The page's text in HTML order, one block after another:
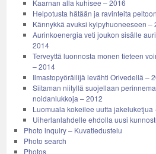
Kaarnan alla kuhisee – 2016
Helpotusta hätään ja ravinteita
Kännykkä avuksi kylpyhuoneeseen –
Aurinkoenergia veti joukon sisälle
2014
Terveyttä luonnosta monen tieteen
– 2014
Ilmastopyöräilijä levähti Orivedellä –
Siitaman niityllä suojellaan
noidanlukkoja – 2012
Luomuala kokeilee uutta jakeluketjua
Uiherlanlahdelle ehdolla uusi
Photo inquiry – Kuvatiedustelu
Photo search
Photos